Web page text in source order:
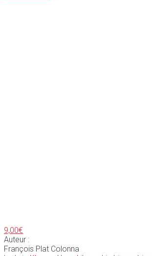
9,00€
Auteur :
François Plat Colonna